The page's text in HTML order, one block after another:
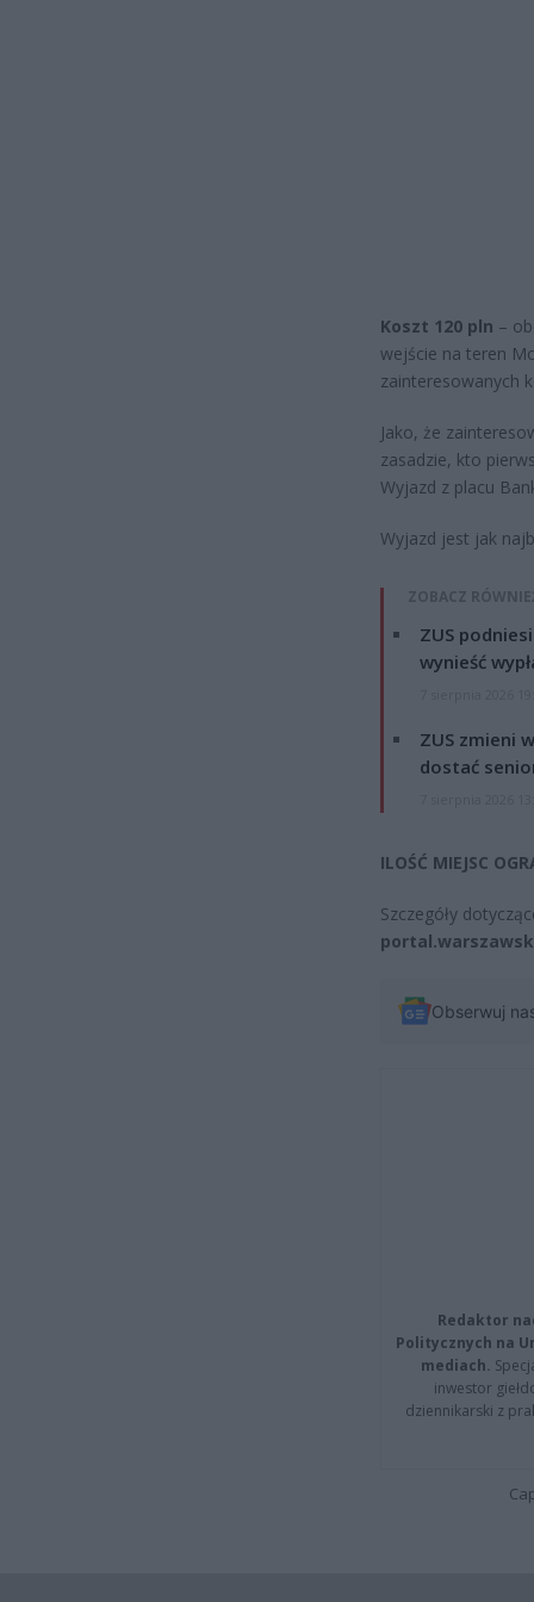
Koszt 120 pln –
wejście na teren
zainteresowanych
Jako, że
zasadzie, kto
Wyjazd z placu
Wyjazd jest jak
ZOBACZ
ZUS
wynieść
ZUS zmieni
dostać
ILOŚĆ MIEJSC
Szczegóły
Obserwuj
Redaktor
Politycznych na
mediach.
inwestor
dziennikarski z